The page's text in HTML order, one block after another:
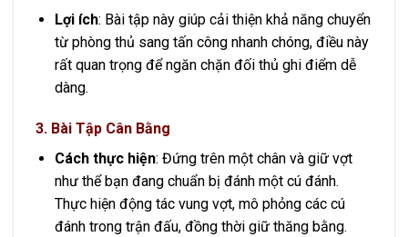
Lợi ích: Bài tập này giúp cải thiện khả năng chuyển
từ phòng thủ sang tấn công nhanh chóng, điều này
rất quan trọng để ngăn chặn đối thủ ghi điểm dễ
dàng.
3. Bài Tập Cân Bằng
Cách thực hiện: Đứng trên một chân và giữ vợt
như thể bạn đang chuẩn bị đánh một cú đánh.
Thực hiện động tác vung vợt, mô phỏng các cú
đánh trong trận đấu, đồng thời giữ thăng bằng.